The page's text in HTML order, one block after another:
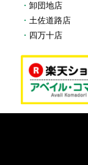
・ 卸団地店
・ 土佐道路店
・ 四万十店